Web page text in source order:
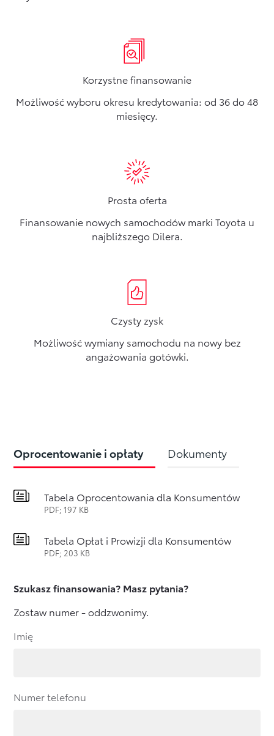
Korzystne finansowanie
Możliwość wyboru okresu kredytowania: od 36 do 48
miesięcy.
Prosta oferta
Finansowanie nowych samochodów marki Toyota u
najbliższego Dilera.
Czysty zysk
Możliwość wymiany samochodu na nowy bez
angażowania gotówki.
Oprocentowanie i opłaty Dokumenty
Tabela Oprocentowania dla Konsumentów
PDF; 197 KB
Tabela Opłat i Prowizji dla Konsumentów
PDF; 203 KB
Szukasz finansowania? Masz pytania?
Zostaw numer - oddzwonimy.
Imię
Numer telefonu